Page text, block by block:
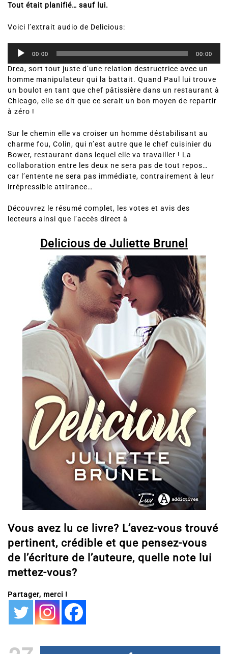
Tout était planifié… sauf lui.
Voici l’extrait audio de Delicious:
Lecteur
audio
00:00 00:00
Drea, sort tout juste d’une relation destructrice avec un
homme manipulateur qui la battait. Quand Paul lui trouve
un boulot en tant que chef pâtissière dans un restaurant à
Chicago, elle se dit que ce serait un bon moyen de repartir
à zéro !
Sur le chemin elle va croiser un homme déstabilisant au
charme fou, Colin, qui n’est autre que le chef cuisinier du
Bower, restaurant dans lequel elle va travailler ! La
collaboration entre les deux ne sera pas de tout repos…
car l’entente ne sera pas immédiate, contrairement à leur
irrépressible attirance…
Découvrez le résumé complet, les votes et avis des
lecteurs ainsi que l’accès direct à
Delicious de Juliette Brunel
Vous avez lu ce livre? L’avez-vous trouvé
pertinent, crédible et que pensez-vous
de l’écriture de l’auteure, quelle note lui
mettez-vous?
Partager, merci !